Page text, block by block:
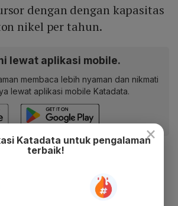
dengan dengan kapasitas
nikel per tahun.
lewat aplikasi mobile.
membaca lebih nyaman dan nikmati
lewat aplikasi mobile Katadata.
×
Katadata untuk pengalaman
terbaik!